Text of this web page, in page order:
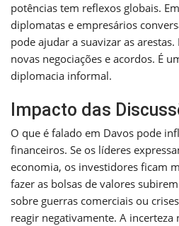
potências tem reflexos globais.
diplomatas e empresários
pode ajudar a suavizar as
novas negociações e acordos. É
diplomacia informal.
Impacto das
O que é falado em Davos pode
financeiros. Se os líderes
economia, os investidores ficam
fazer as bolsas de valores
sobre guerras comerciais ou
reagir negativamente. A incerteza